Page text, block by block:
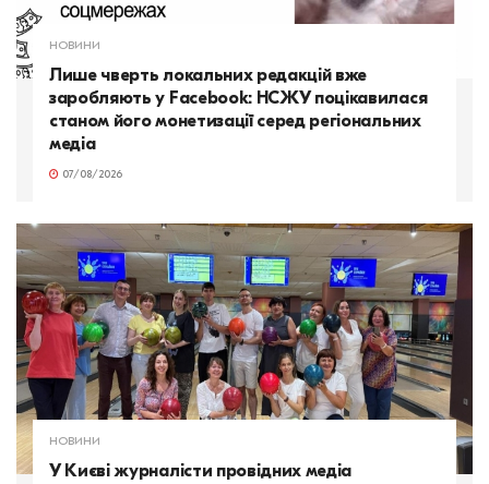
НОВИНИ
Лише чверть локальних редакцій вже
заробляють у Facebook: НСЖУ поцікавилася
станом його монетизації серед регіональних
медіа
07/08/2026
НОВИНИ
У Києві журналісти провідних медіа